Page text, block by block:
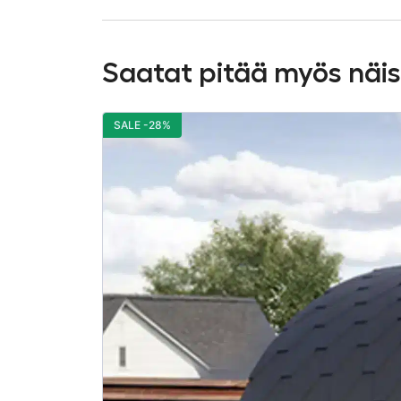
Saatat pitää myös
SALE -28%